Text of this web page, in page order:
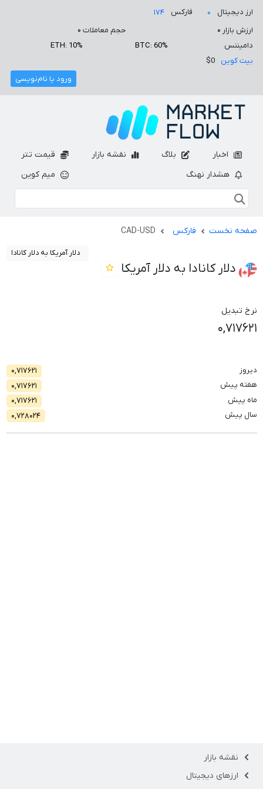
ارز دیجیتال ۰ فارکس
۱۷۴
ارزش بازار ۰ حجم معاملات ۰
دامیننس
BTC: 60%
ETH: 10%
بیت کوین
$0
ورود یا نام‌نویسی
اخبار بلاگ نقشه بازار
قیمت تتر
هشدار نهنگ
میم کوین
صفحه نخست فارکس CAD-USD
دلار آمریکا به دلار کانادا
دلار کانادا به دلار آمریکا
نرخ تبدیل
۰,۷۱۷۶۲۱
دیروز
۰,۷۱۷۶۲۱
هفته پیش
۰,۷۱۷۶۲۱
ماه پیش
۰,۷۱۷۶۲۱
سال پیش
۰,۷۲۸۰۲۴
نقشه بازار
ارزهای دیجیتال